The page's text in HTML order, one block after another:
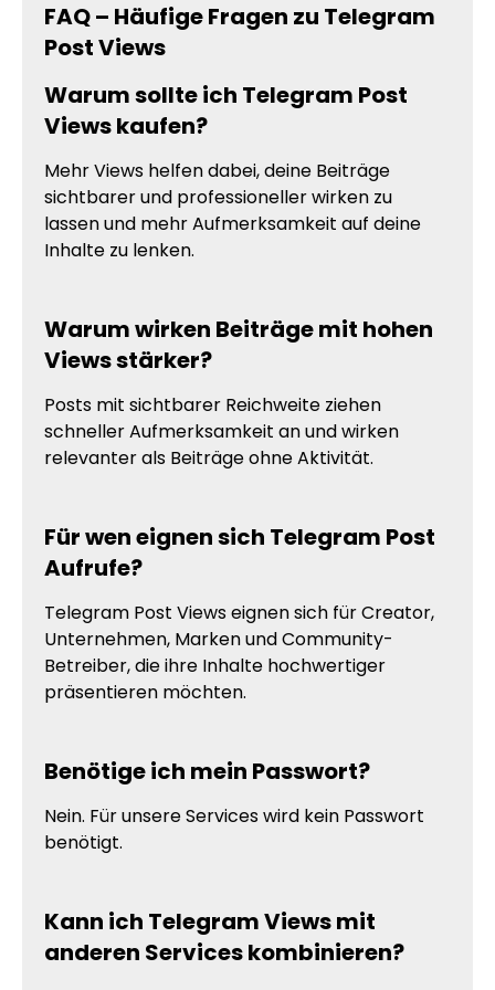
FAQ – Häufige Fragen zu Telegram
Post Views
Warum sollte ich Telegram Post
Views kaufen?
Mehr Views helfen dabei, deine Beiträge
sichtbarer und professioneller wirken zu
lassen und mehr Aufmerksamkeit auf deine
Inhalte zu lenken.
Warum wirken Beiträge mit hohen
Views stärker?
Posts mit sichtbarer Reichweite ziehen
schneller Aufmerksamkeit an und wirken
relevanter als Beiträge ohne Aktivität.
Für wen eignen sich Telegram Post
Aufrufe?
Telegram Post Views eignen sich für Creator,
Unternehmen, Marken und Community-
Betreiber, die ihre Inhalte hochwertiger
präsentieren möchten.
Benötige ich mein Passwort?
Nein. Für unsere Services wird kein Passwort
benötigt.
Kann ich Telegram Views mit
anderen Services kombinieren?